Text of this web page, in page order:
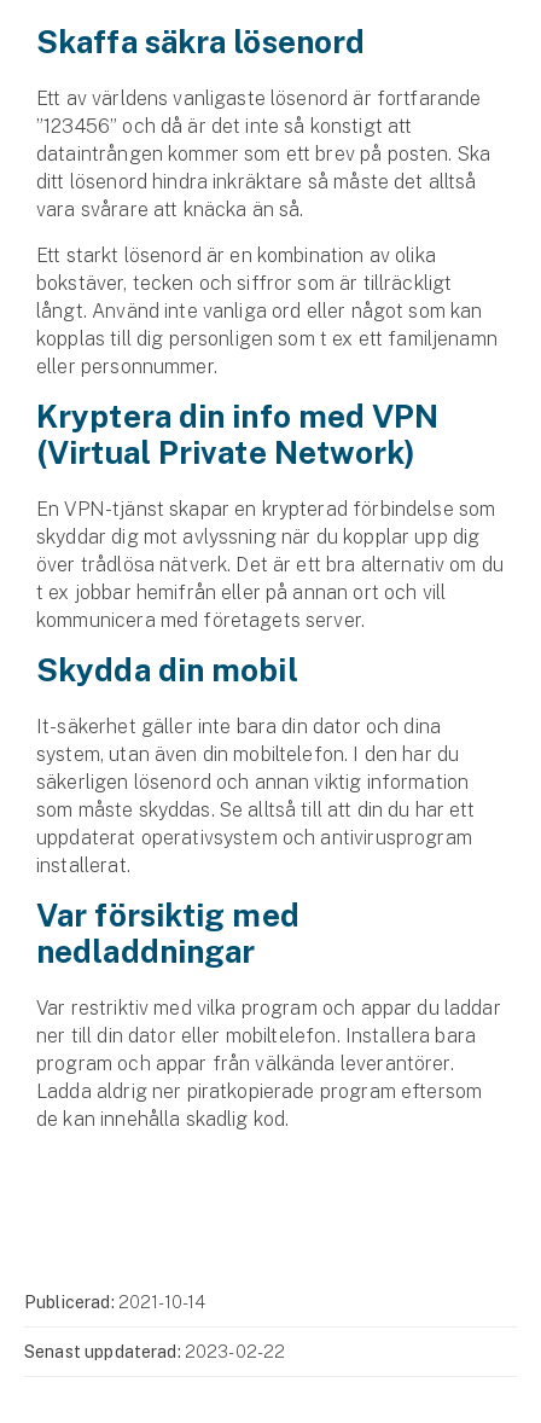
Skaffa säkra lösenord
Ett av världens vanligaste lösenord är fortfarande
”123456” och då är det inte så konstigt att
dataintrången kommer som ett brev på posten. Ska
ditt lösenord hindra inkräktare så måste det alltså
vara svårare att knäcka än så.
Ett starkt lösenord är en kombination av olika
bokstäver, tecken och siffror som är tillräckligt
långt. Använd inte vanliga ord eller något som kan
kopplas till dig personligen som t ex ett familjenamn
eller personnummer.
Kryptera din info med VPN
(Virtual Private Network)
En VPN-tjänst skapar en krypterad förbindelse som
skyddar dig mot avlyssning när du kopplar upp dig
över trådlösa nätverk. Det är ett bra alternativ om du
t ex jobbar hemifrån eller på annan ort och vill
kommunicera med företagets server.
Skydda din mobil
It-säkerhet gäller inte bara din dator och dina
system, utan även din mobiltelefon. I den har du
säkerligen lösenord och annan viktig information
som måste skyddas. Se alltså till att din du har ett
uppdaterat operativsystem och antivirusprogram
installerat.
Var försiktig med
nedladdningar
Var restriktiv med vilka program och appar du laddar
ner till din dator eller mobiltelefon. Installera bara
program och appar från välkända leverantörer.
Ladda aldrig ner piratkopierade program eftersom
de kan innehålla skadlig kod.
Publicerad: 2021-10-14
Senast uppdaterad: 2023-02-22